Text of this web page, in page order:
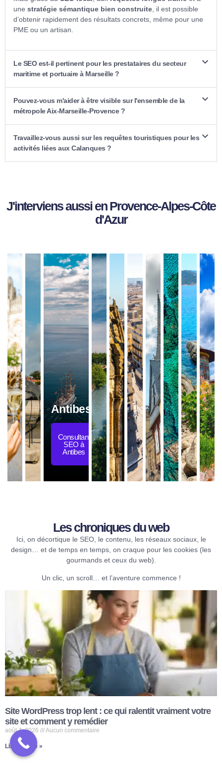
une stratégie sémantique bien construite , il est possible
d’obtenir rapidement des résultats concrets, même pour une
PME ou un artisan.
Le SEO est-il pertinent pour les prestataires du secteur
maritime et portuaire à Marseille ?
Pouvez-vous m'aider à être visible sur l'ensemble de la
métropole Aix-Marseille-Provence ?
Travaillez-vous aussi sur les requêtes touristiques pour les
activités liées aux Calanques ?
J'interviens aussi en Provence-Alpes-Côte
d'Azur
Antibes
Consultant
SEO à
Antibes
Les chroniques du web​
Ici, on décortique le SEO, le contenu, les réseaux sociaux, le
design… et de temps en temps, on craque pour les cookies (les
gourmands et ceux du web).
Un clic, un scroll… et l’aventure commence !
Site WordPress trop lent : ce qui ralentit vraiment votre
site et comment y remédier
août 7, 2026 Aucun commentaire
Lire la suite »